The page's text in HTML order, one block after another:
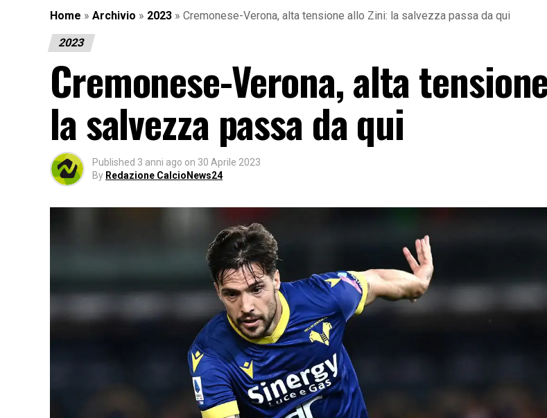
Home » Archivio » 2023 » Cremonese-Verona, alta tensione allo Zini: la salvezza passa da qui
2023
Cremonese-Verona, alta
la salvezza passa da qui
Published 3 anni ago on 30 Aprile 2023
By Redazione CalcioNews24